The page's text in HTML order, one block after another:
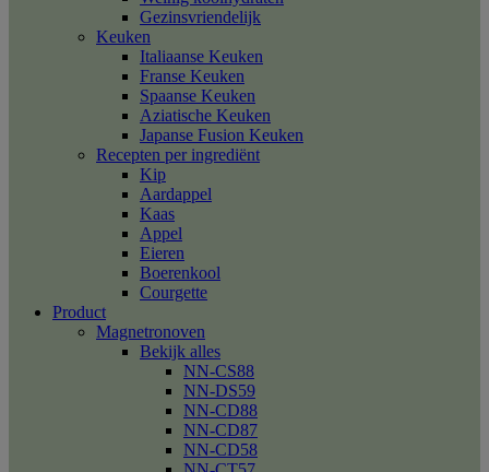
Gezinsvriendelijk
Keuken
Italiaanse Keuken
Franse Keuken
Spaanse Keuken
Aziatische Keuken
Japanse Fusion Keuken
Recepten per ingrediënt
Kip
Aardappel
Kaas
Appel
Eieren
Boerenkool
Courgette
Product
Magnetronoven
Bekijk alles
NN-CS88
NN-DS59
NN-CD88
NN-CD87
NN-CD58